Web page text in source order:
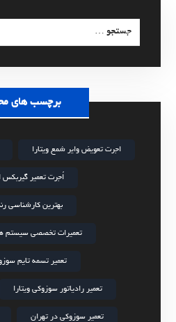
برچسب های
اجرت تعویض وایر شمع ویتارا
اُجرت تعمیر گیربکس
بهترین کارشناسی
تعمیرات تخصصی سیستم
تعمیر تسمه تایم
تعمیر رادیاتور سوزوکی ویتارا
تعمیر سوزوکی در تهران